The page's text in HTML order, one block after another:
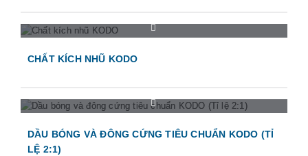
CHẤT KÍCH NHŨ KODO
DẦU BÓNG VÀ ĐÔNG CỨNG TIÊU CHUẨN KODO (TỈ
LỆ 2:1)